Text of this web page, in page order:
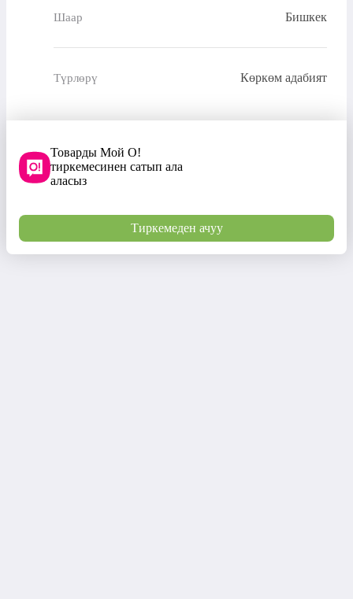
Шаар Бишкек
Түрлөрү Көркөм адабият
Товарды Мой О!
тиркемесинен сатып ала
аласыз
Тиркемеден ачуу